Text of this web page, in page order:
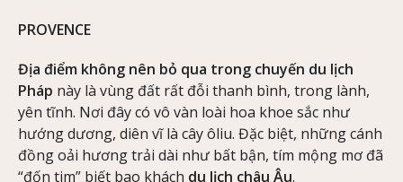
PROVENCE
Địa điểm không nên bỏ qua trong chuyến du lịch
Pháp này là vùng đất rất đỗi thanh bình, trong lành,
yên tĩnh. Nơi đây có vô vàn loài hoa khoe sắc như
hướng dương, diên vĩ là cây ôliu. Đặc biệt, những cánh
đồng oải hương trải dài như bất bận, tím mộng mơ đã
“đốn tim” biết bao khách du lịch châu Âu.